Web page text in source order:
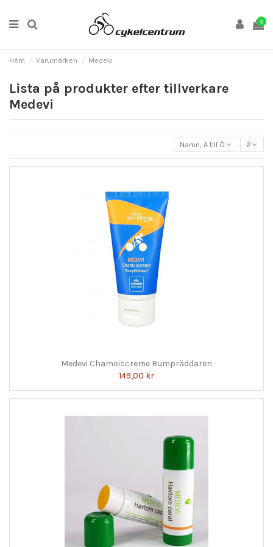
0
Hem Varumärken Medevi
Lista på produkter efter tillverkare
Medevi
Namn, A till Ö 2
Medevi Chamoiscreme Rumpräddaren
149,00 kr